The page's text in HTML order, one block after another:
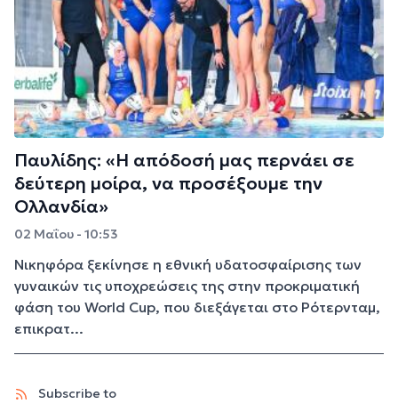
Παυλίδης: «Η απόδοσή μας περνάει σε
δεύτερη μοίρα, να προσέξουμε την
Ολλανδία»
02 Μαΐου - 10:53
Νικηφόρα ξεκίνησε η εθνική υδατοσφαίρισης των
γυναικών τις υποχρεώσεις της στην προκριματική
φάση του World Cup, που διεξάγεται στο Ρότερνταμ,
επικρατ...
Subscribe to